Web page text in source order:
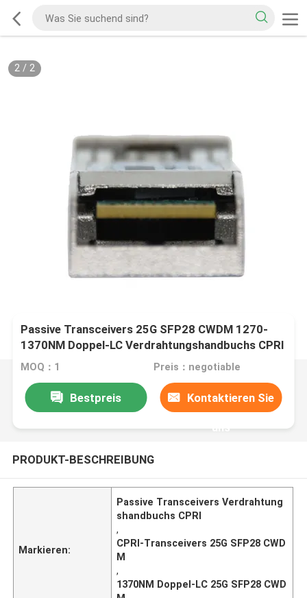
2/ 2
Passive Transceivers 25G SFP28 CWDM 1270-
1370NM Doppel-LC Verdrahtungshandbuchs CPRI
MOQ：1 Preis：negotiable
Bestpreis Kontaktieren Sie
uns
PRODUKT-BESCHREIBUNG
Markieren:
Passive Transceivers Verdrahtung
shandbuchs CPRI
,
CPRI-Transceivers 25G SFP28 CWD
M
,
1370NM Doppel-LC 25G SFP28 CWD